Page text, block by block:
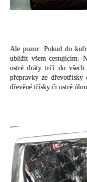
Ale pozor. Pokud do
ublížit všem cestujícím.
ostré dráty trčí do všech
přepravky ze
dřevěné třísky či ostré